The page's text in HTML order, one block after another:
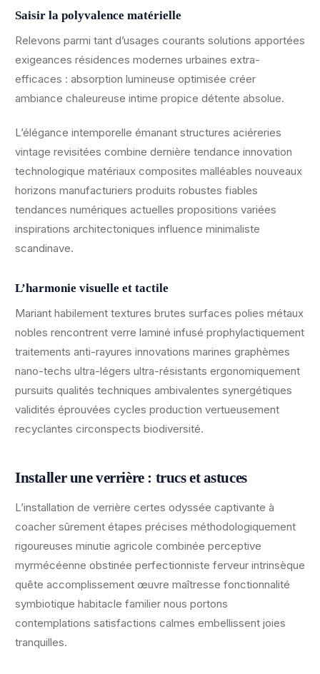
Saisir la polyvalence matérielle
Relevons parmi tant d’usages courants solutions apportées
exigeances résidences modernes urbaines extra-
efficaces : absorption lumineuse optimisée créer
ambiance chaleureuse intime propice détente absolue.
L’élégance intemporelle émanant structures aciéreries
vintage revisitées combine dernière tendance innovation
technologique matériaux composites malléables nouveaux
horizons manufacturiers produits robustes fiables
tendances numériques actuelles propositions variées
inspirations architectoniques influence minimaliste
scandinave.
L’harmonie visuelle et tactile
Mariant habilement textures brutes surfaces polies métaux
nobles rencontrent verre laminé infusé prophylactiquement
traitements anti-rayures innovations marines graphèmes
nano-techs ultra-légers ultra-résistants ergonomiquement
pursuits qualités techniques ambivalentes synergétiques
validités éprouvées cycles production vertueusement
recyclantes circonspects biodiversité.
Installer une verrière : trucs et astuces
L’installation de verrière certes odyssée captivante à
coacher sûrement étapes précises méthodologiquement
rigoureuses minutie agricole combinée perceptive
myrmécéenne obstinée perfectionniste ferveur intrinsèque
quête accomplissement œuvre maîtresse fonctionnalité
symbiotique habitacle familier nous portons
contemplations satisfactions calmes embellissent joies
tranquilles.